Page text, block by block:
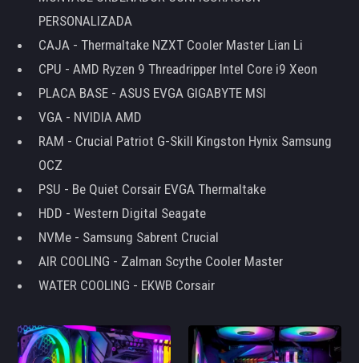
PERSONALIZADA
CAJA - Thermaltake NZXT Cooler Master Lian Li
CPU - AMD Ryzen 9 Threadripper Intel Core i9 Xeon
PLACA BASE - ASUS EVGA GIGABYTE MSI
VGA - NVIDIA AMD
RAM - Crucial Patriot G-Skill Kingston Hynix Samsung
OCZ
PSU - Be Quiet Corsair EVGA Thermaltake
HDD - Western Digital Seagate
NVMe - Samsung Sabrent Crucial
AIR COOLING - Zalman Scythe Cooler Master
WATER COOLING - EKWB Corsair